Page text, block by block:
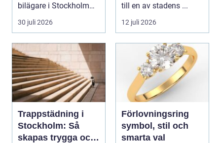
bilägare i Stockholm
handlar vale...
30 juli 2026
till en av stadens ...
12 juli 2026
Trappstädning i
Stockholm: Så
skapas trygga och
Förlovningsring
symbol, stil och
smarta val